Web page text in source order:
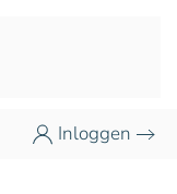
Inloggen